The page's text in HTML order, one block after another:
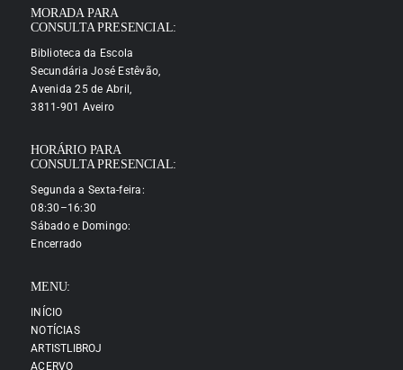
MORADA PARA
CONSULTA PRESENCIAL:
Biblioteca da Escola
Secundária José Estêvão,
Avenida 25 de Abril,
3811-901 Aveiro
HORÁRIO PARA
CONSULTA PRESENCIAL:
Segunda a Sexta-feira:
08:30–16:30
Sábado e Domingo:
Encerrado
MENU:
INÍCIO
NOTÍCIAS
ARTISTLIBROJ
ACERVO